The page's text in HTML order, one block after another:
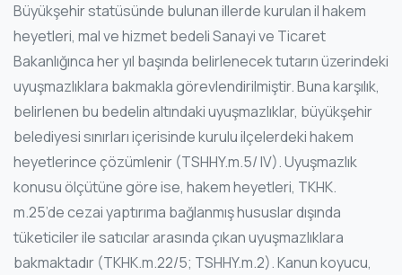
Büyükşehir statüsünde bulunan illerde kurulan il hakem
heyetleri, mal ve hizmet bedeli Sanayi ve Ticaret
Bakanlığınca her yıl başında belirlenecek tutarın üzerindeki
uyuşmazlıklara bakmakla görevlendirilmiştir. Buna karşılık,
belirlenen bu bedelin altındaki uyuşmazlıklar, büyükşehir
belediyesi sınırları içerisinde kurulu ilçelerdeki hakem
heyetlerince çözümlenir (TSHHY.m.5/ IV). Uyuşmazlık
konusu ölçütüne göre ise, hakem heyetleri, TKHK.
m.25’de cezai yaptırıma bağlanmış hususlar dışında
tüketiciler ile satıcılar arasında çıkan uyuşmazlıklara
bakmaktadır (TKHK.m.22/5; TSHHY.m.2). Kanun koyucu,